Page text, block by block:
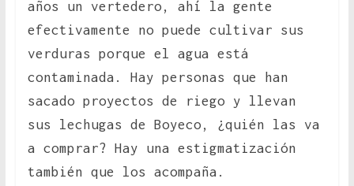
años un vertedero, ahí la gente
efectivamente no puede cultivar sus
verduras porque el agua está
contaminada. Hay personas que han
sacado proyectos de riego y llevan
sus lechugas de Boyeco, ¿quién las va
a comprar? Hay una estigmatización
también que los acompaña.